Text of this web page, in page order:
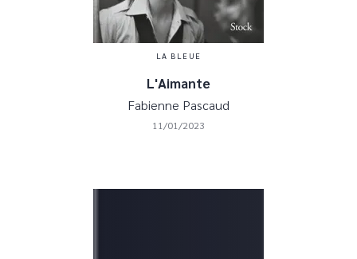
LA BLEUE
L'Aimante
Fabienne Pascaud
11/01/2023